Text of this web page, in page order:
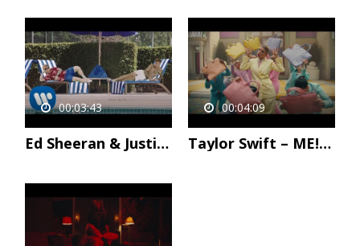
00:03:43
Ed Sheeran & Justin Bieber – I Don’t Care [Official Video]
00:04:09
Taylor Swift – ME! (feat. Brendon Urie of Panic! At The Disco)